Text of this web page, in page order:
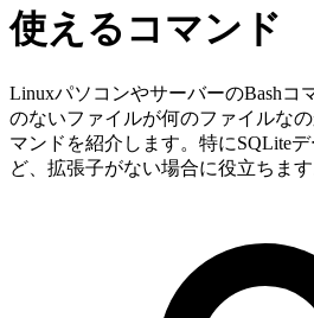
使えるコマンド
LinuxパソコンやサーバーのBashコ
のないファイルが何のファイルな
マンドを紹介します。特にSQLite
ど、拡張子がない場合に役立ちます